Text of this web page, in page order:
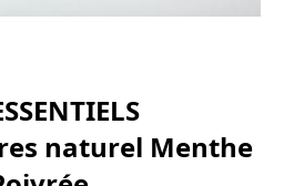
naturel Menthe